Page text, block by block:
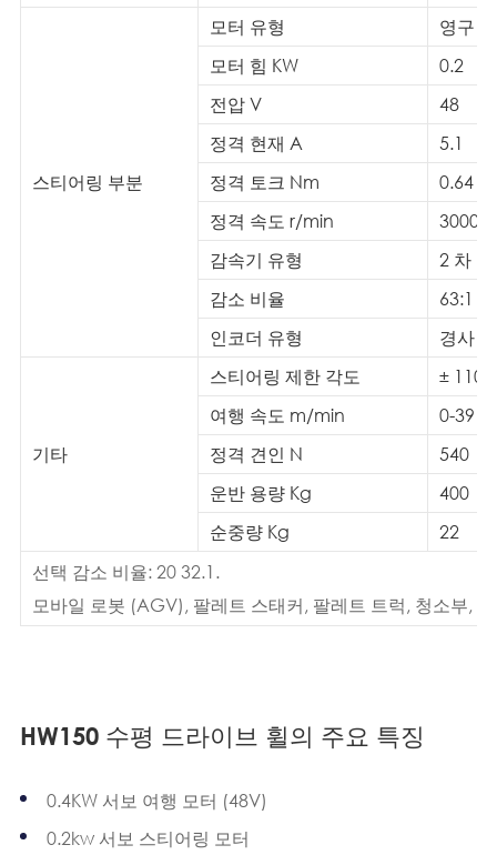
스티어링 부분
모터 유형
영구
모터 힘 KW
0.2
전압 V
48
정격 현재 A
5.1
정격 토크 Nm
0.64
정격 속도 r/min
3000
감속기 유형
2 차
감소 비율
63:1
인코더 유형
경사
기타
스티어링 제한 각도
± 110 °
여행 속도 m/min
0-39
정격 견인 N
540
운반 용량 Kg
400
순중량 Kg
22
선택 감소 비율: 20 32.1.
모바일 로봇 (AGV), 팔레트 스태커, 팔레트 트럭, 청소부,
HW150 수평 드라이브 휠의 주요 특징
0.4KW 서보 여행 모터 (48V)
0.2kw 서보 스티어링 모터